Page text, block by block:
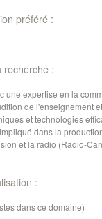
préféré :
recherche :
une expertise en la
de l'enseignement
et technologies
dans la
et la radio (Radio-
:
dans ce domaine)